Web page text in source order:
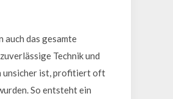
auch das gesamte
Technik und
unsicher ist, profitiert oft
So entsteht ein